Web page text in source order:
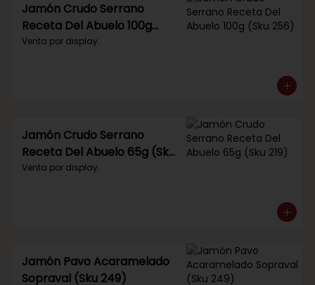
Jamón Crudo Serrano
Receta Del Abuelo 100g
(Sku 256)
Venta por display.
Jamón Crudo Serrano
Receta Del Abuelo 65g (Sku
219)
Venta por display.
Jamón Pavo Acaramelado
Sopraval (Sku 249)